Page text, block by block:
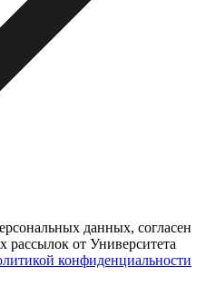
данных, согласен
от Университета
конфиденциальности